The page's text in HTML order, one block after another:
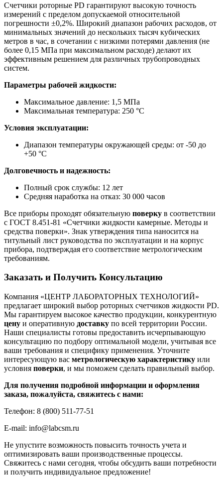
Счетчики роторные PD гарантируют высокую точность
измерений с пределом допускаемой относительной
погрешности ±0,2%. Широкий диапазон рабочих расходов, от
минимальных значений до нескольких тысяч кубических
метров в час, в сочетании с низкими потерями давления (не
более 0,15 МПа при максимальном расходе) делают их
эффективным решением для различных трубопроводных
систем.
Параметры рабочей жидкости:
Максимальное давление: 1,5 МПа
Максимальная температура: 250 °С
Условия эксплуатации:
Диапазон температуры окружающей среды: от -50 до
+50 °С
Долговечность и надежность:
Полный срок службы: 12 лет
Средняя наработка на отказ: 30 000 часов
Все приборы проходят обязательную поверку в соответствии
с ГОСТ 8.451-81 «Счетчики жидкости камерные. Методы и
средства поверки». Знак утверждения типа наносится на
титульный лист руководства по эксплуатации и на корпус
прибора, подтверждая его соответствие метрологическим
требованиям.
Заказать и Получить Консультацию
Компания «ЦЕНТР ЛАБОРАТОРНЫХ ТЕХНОЛОГИЙ»
предлагает широкий выбор роторных счетчиков жидкости PD.
Мы гарантируем высокое качество продукции, конкурентную
цену и оперативную доставку по всей территории России.
Наши специалисты готовы предоставить исчерпывающую
консультацию по подбору оптимальной модели, учитывая все
ваши требования и специфику применения. Уточните
интересующую вас метрологическую характеристику или
условия поверки, и мы поможем сделать правильный выбор.
Для получения подробной информации и оформления
заказа, пожалуйста, свяжитесь с нами:
Телефон: 8 (800) 511-77-51
E-mail: info@labcsm.ru
Не упустите возможность повысить точность учета и
оптимизировать ваши производственные процессы.
Свяжитесь с нами сегодня, чтобы обсудить ваши потребности
и получить индивидуальное предложение!